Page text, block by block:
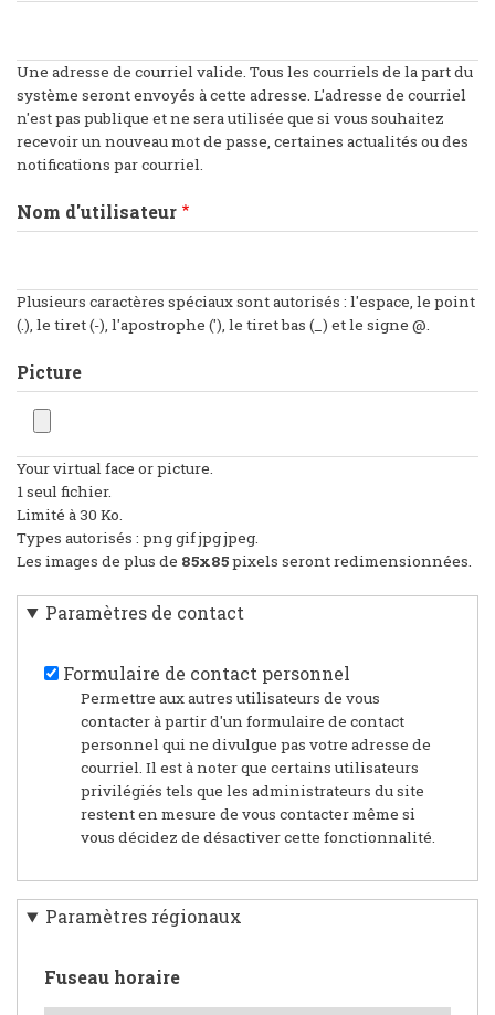
Une adresse de courriel valide. Tous les courriels de la part du
système seront envoyés à cette adresse. L'adresse de courriel
n'est pas publique et ne sera utilisée que si vous souhaitez
recevoir un nouveau mot de passe, certaines actualités ou des
notifications par courriel.
Nom d'utilisateur
Plusieurs caractères spéciaux sont autorisés : l'espace, le point
(.), le tiret (-), l'apostrophe ('), le tiret bas (_) et le signe @.
Picture
Your virtual face or picture.
1 seul fichier.
Limité à 30 Ko.
Types autorisés : png gif jpg jpeg.
Les images de plus de 85x85pixels seront redimensionnées.
Paramètres de contact
Formulaire de contact personnel
Permettre aux autres utilisateurs de vous
contacter à partir d'un formulaire de contact
personnel qui ne divulgue pas votre adresse de
courriel. Il est à noter que certains utilisateurs
privilégiés tels que les administrateurs du site
restent en mesure de vous contacter même si
vous décidez de désactiver cette fonctionnalité.
Paramètres régionaux
Fuseau horaire